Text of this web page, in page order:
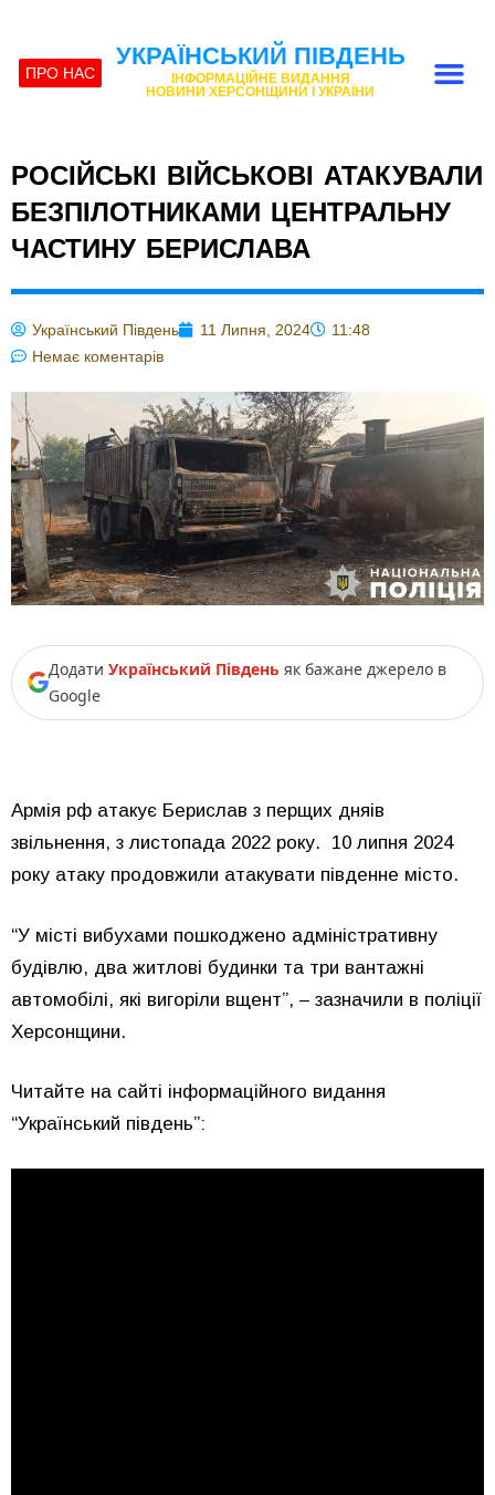
ПРО НАС
УКРАЇНСЬКИЙ ПІВДЕНЬ
ІНФОРМАЦІЙНЕ ВИДАННЯ
НОВИНИ ХЕРСОНЩИНИ І УКРАЇНИ
РОСІЙСЬКІ ВІЙСЬКОВІ АТАКУВАЛИ
БЕЗПІЛОТНИКАМИ ЦЕНТРАЛЬНУ
ЧАСТИНУ БЕРИСЛАВА
Український Південь 11 Липня, 2024
11:48
Немає коментарів
Додати Український Південь як бажане джерело в
Google
Армія рф атакує Берислав з перщих дняів
звільнення, з листопада 2022 року. 10 липня 2024
року атаку продовжили атакувати південне місто.
“У місті вибухами пошкоджено адміністративну
будівлю, два житлові будинки та три вантажні
автомобілі, які вигоріли вщент”, – зазначили в поліції
Херсонщини.
Читайте на сайті інформаційного видання
“Український південь”: